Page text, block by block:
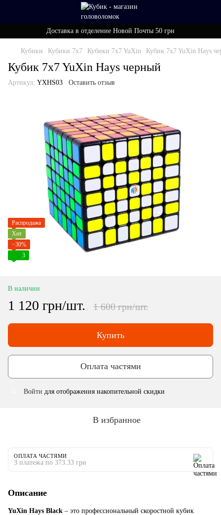
Доставка в отделение Новой Почты 50 грн
Кубики Кубики 7x7 Кубики 7x7 YuXin Кубик 7x7 YuXin Hays
Кубик 7x7 YuXin Hays черный
Артикул: YXHS03 Оставить отзыв
Распродажа
Хит
−30%
3
В наличии
1 120 грн/шт. 1 600 грн/шт.
Купить
Оплата частями
Войти для отображения накопительной скидки
В избранное
ОПЛАТА ЧАСТЯМИ
3 платежа по 373.33 грн
Описание
YuXin Hays Black – это профессиональный скоростной кубик